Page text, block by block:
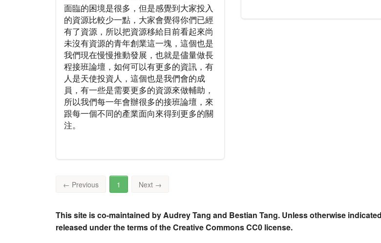
面臨的困境是很多，但是感覺到大家投入
的資源比較少一點，大家會覺得你們已經
有了資源，所以把資源移給目前看起來尚
未沒有資源的青年創業這一塊，這個也是
我們現在慢慢推動發展，也就是儘量做長
程接班論壇，如何可以有更多的資訊，有
人是天使投資人，這個也是我們會的成
員，有一些是需要更多的資源來做輔助，
所以我們每一年會辦很多的接班論壇，來
跟每一個不同的產業面向來得到更多的關
注。
← Previous 1 Next →
This site is co-maintained by Audrey Tang and Bestian Tang. Unless otherwise
released under the terms of the Creative Commons CC0 license.